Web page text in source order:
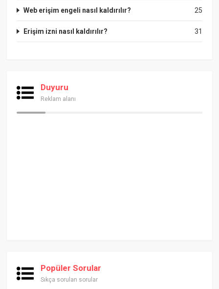
25
Web erişim engeli nasıl kaldırılır?
31
Erişim izni nasıl kaldırılır?
Duyuru
Reklam alanı
Popüler Sorular
Sıkça sorulan sorular